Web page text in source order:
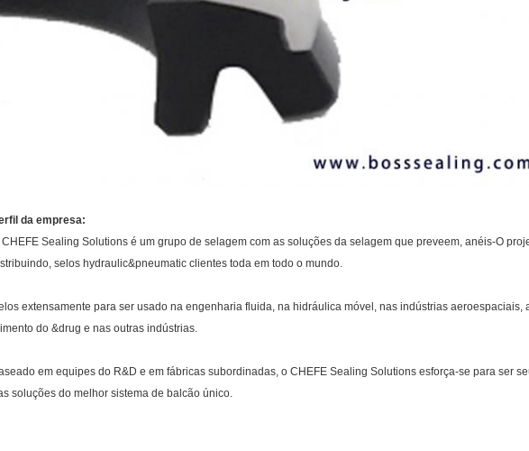
da empresa:
CHEFE Sealing Solutions é um grupo de selagem com as soluções da selagem que preveem, anéis-O
selos hydraulic&pneumatic clientes toda em todo o mundo.
extensamente para ser usado na engenharia fluida, na hidráulica móvel, nas indústrias aeroespaciais,
do &drug e nas outras indústrias.
em equipes do R&D e em fábricas subordinadas, o CHEFE Sealing Solutions esforça-se para ser
soluções do melhor sistema de balcão único.